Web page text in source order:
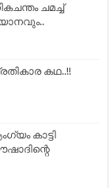
ചമച്ച്
കഥ..!!
കാട്ടി